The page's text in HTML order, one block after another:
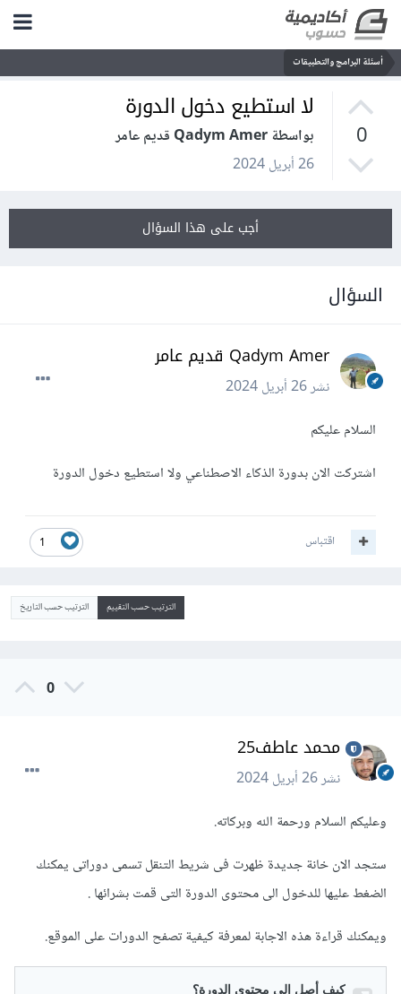
أسئلة البرامج والتطبيقات
0
لا استطيع دخول الدورة
بواسطة Qadym Amer قديم عامر
26 أبريل 2024
أجب على هذا السؤال
السؤال
Qadym Amer قديم عامر
نشر26 أبريل 2024
السلام عليكم
اشتركت الان بدورة الذكاء الاصطناعي ولا استطيع دخول الدورة
1 اقتباس
الترتيب حسب التقييم الترتيب حسب التاريخ
0
محمد عاطف25
نشر26 أبريل 2024
وعليكم السلام ورحمة الله وبركاته.
ستجد الان خانة جديدة ظهرت فى شريط التنقل تسمى دوراتى يمكنك
الضغط عليها للدخول الى محتوى الدورة التى قمت بشرائها .
ويمكنك قراءة هذه الاجابة لمعرفة كيفية تصفح الدورات على الموقع.